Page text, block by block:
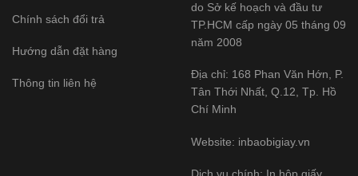
Chính sách đổi trả
Hướng dẫn đặt hàng
Thông tin liên hệ
do Sở kế hoạch và đầu tư
TP.HCM cấp ngày 05 tháng 09
năm 2008
Địa chỉ: 168 Phan Văn Hớn, P.
Tân Thới Nhất, Q.12, Tp. Hồ
Chí Minh
Website: inbaobigiay.vn